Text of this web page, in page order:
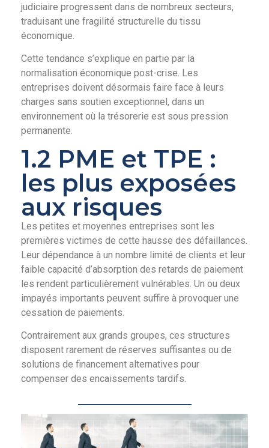
judiciaire progressent dans de nombreux secteurs,
traduisant une fragilité structurelle du tissu
économique.
Cette tendance s’explique en partie par la
normalisation économique post-crise. Les
entreprises doivent désormais faire face à leurs
charges sans soutien exceptionnel, dans un
environnement où la trésorerie est sous pression
permanente.
1.2 PME et TPE :
les plus exposées
aux risques
Les petites et moyennes entreprises sont les
premières victimes de cette hausse des défaillances.
Leur dépendance à un nombre limité de clients et leur
faible capacité d’absorption des retards de paiement
les rendent particulièrement vulnérables. Un ou deux
impayés importants peuvent suffire à provoquer une
cessation de paiements.
Contrairement aux grands groupes, ces structures
disposent rarement de réserves suffisantes ou de
solutions de financement alternatives pour
compenser des encaissements tardifs.